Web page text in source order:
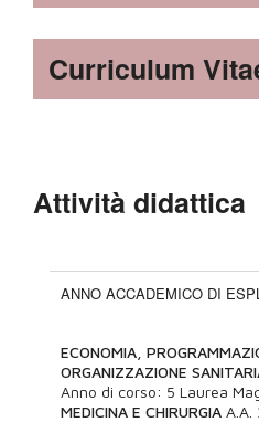
Curriculum
Attività didattica
ANNO ACCADEMICO DI
ECONOMIA,
ORGANIZZAZIONE
Anno di corso: 5 Laurea
MEDICINA E CHIRURGIA A.A.